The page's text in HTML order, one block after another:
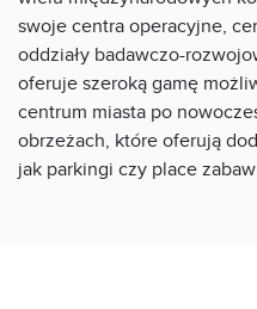
swoje centra operacyjne,
oddziały badawczo-
oferuje szeroką gamę
centrum miasta po
obrzeżach, które oferują
jak parkingi czy place